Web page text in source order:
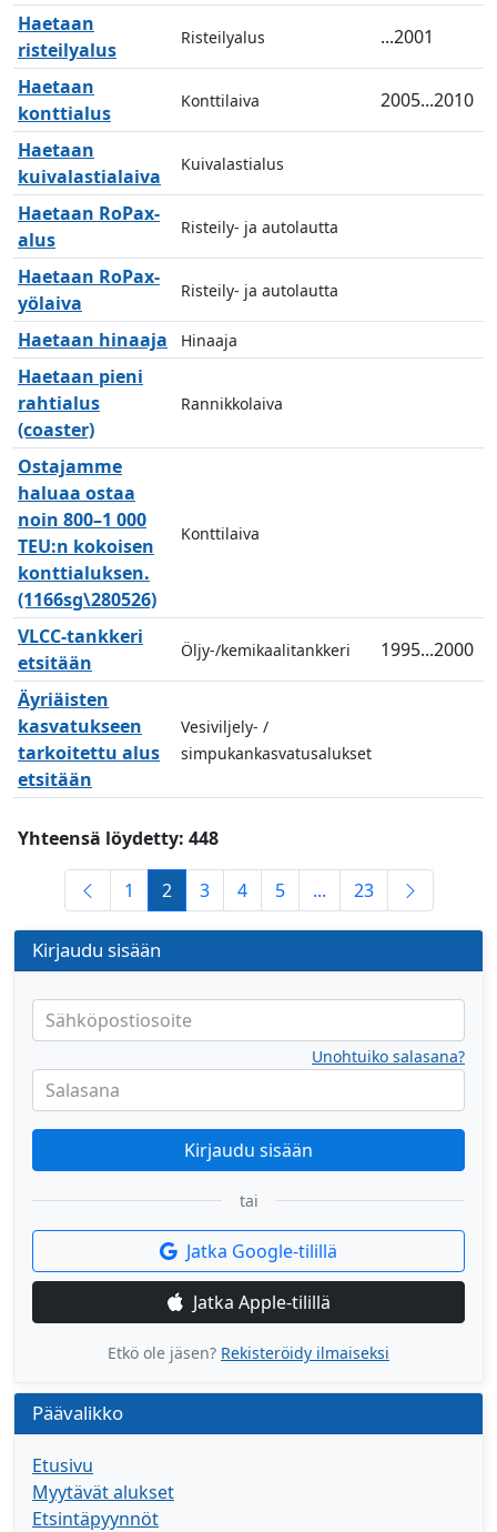
Haetaan
risteilyalus
Risteilyalus ...2001
Haetaan
konttialus
Konttilaiva 2005...2010
Haetaan
kuivalastialaiva
Kuivalastialus
Haetaan RoPax-
alus
Risteily- ja autolautta
Haetaan RoPax-
yölaiva
Risteily- ja autolautta
Haetaan hinaaja Hinaaja
Haetaan pieni
rahtialus
(coaster)
Rannikkolaiva
Ostajamme
haluaa ostaa
noin 800–1 000
TEU:n kokoisen
konttialuksen.
(1166sg\280526)
Konttilaiva
VLCC-tankkeri
etsitään
Öljy-/kemikaalitankkeri 1995...2000
Äyriäisten
kasvatukseen
tarkoitettu alus
etsitään
Vesiviljely- /
simpukankasvatusalukset
Yhteensä löydetty: 448
1 2 3 4 5 ... 23
Kirjaudu sisään
Sähköpostiosoite
Salasana
Unohtuiko salasana?
Kirjaudu sisään
tai
Jatka Google-tilillä
Jatka Apple-tilillä
Etkö ole jäsen? Rekisteröidy ilmaiseksi
Päävalikko
Etusivu
Myytävät alukset
Etsintäpyynnöt